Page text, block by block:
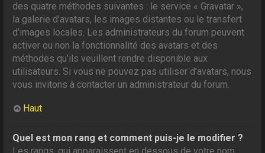
des quatre méthodes suivantes : le service « Gravatar »,
la galerie d’avatars, les images distantes ou le transfert
d’images locales. Les administrateurs du forum peuvent
activer ou non la fonctionnalité des avatars et des
méthodes qu’ils veuillent rendre disponible aux
utilisateurs. Si vous ne pouvez pas utiliser d’avatars, nous
vous invitons à contacter un administrateur du forum.
Haut
Quel est mon rang et comment puis-je le modifier ?